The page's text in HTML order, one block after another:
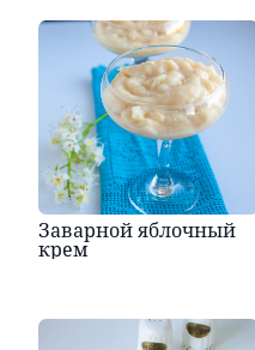
Заварной яблочный
крем